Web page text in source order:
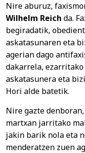
Nire aburuz,
Wilhelm Reich da.
begiradatik,
askatasunaren eta
agerian dago
dakarrela,
askatasunera eta
Hori alde batetik.
Nire gazte
martxan jarritako
jakin barik nola eta
menderatzen zuen